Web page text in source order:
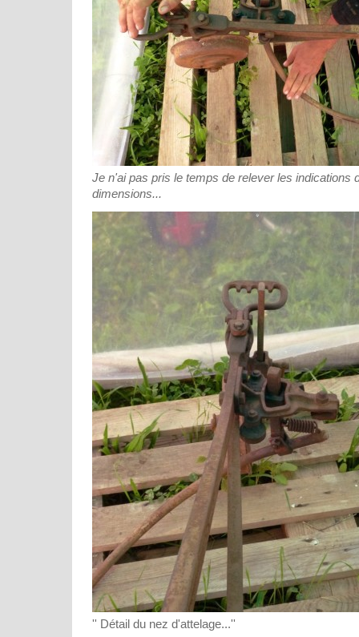
Je n'ai pas pris le temps de relever les indications
dimensions...
'' Détail du nez d'attelage...''